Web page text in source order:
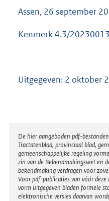
Assen, 26 september
Kenmerk 4.3/
Uitgegeven: 2 oktober
Disclaimer
De hier aangeboden pdf-
Tractatenblad, provinciaal blad,
gemeenschappelijke regeling
zin van de Bekendmakingswet en
bekendmaking verdragen voor
Voor pdf-publicaties van vóór
vorm uitgegeven bladen formele
elektronische versies daarvan